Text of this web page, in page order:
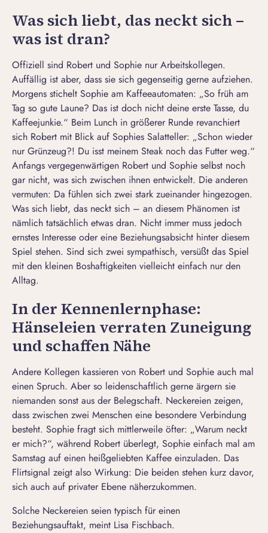
Was sich liebt, das neckt sich –
was ist dran?
Offiziell sind Robert und Sophie nur Arbeitskollegen.
Auffällig ist aber, dass sie sich gegenseitig gerne aufziehen.
Morgens stichelt Sophie am Kaffeeautomaten: „So früh am
Tag so gute Laune? Das ist doch nicht deine erste Tasse, du
Kaffeejunkie.“ Beim Lunch in größerer Runde revanchiert
sich Robert mit Blick auf Sophies Salatteller: „Schon wieder
nur Grünzeug?! Du isst meinem Steak noch das Futter weg.“
Anfangs vergegenwärtigen Robert und Sophie selbst noch
gar nicht, was sich zwischen ihnen entwickelt. Die anderen
vermuten: Da fühlen sich zwei stark zueinander hingezogen.
Was sich liebt, das neckt sich – an diesem Phänomen ist
nämlich tatsächlich etwas dran. Nicht immer muss jedoch
ernstes Interesse oder eine Beziehungsabsicht hinter diesem
Spiel stehen. Sind sich zwei sympathisch, versüßt das Spiel
mit den kleinen Boshaftigkeiten vielleicht einfach nur den
Alltag.
In der Kennenlernphase:
Hänseleien verraten Zuneigung
und schaffen Nähe
Andere Kollegen kassieren von Robert und Sophie auch mal
einen Spruch. Aber so leidenschaftlich gerne ärgern sie
niemanden sonst aus der Belegschaft. Neckereien zeigen,
dass zwischen zwei Menschen eine besondere Verbindung
besteht. Sophie fragt sich mittlerweile öfter: „Warum neckt
er mich?“, während Robert überlegt, Sophie einfach mal am
Samstag auf einen heißgeliebten Kaffee einzuladen. Das
Flirtsignal zeigt also Wirkung: Die beiden stehen kurz davor,
sich auch auf privater Ebene näherzukommen.
Solche Neckereien seien typisch für einen
Beziehungsauftakt, meint Lisa Fischbach.